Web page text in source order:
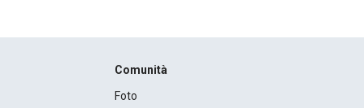
Comunità
Foto